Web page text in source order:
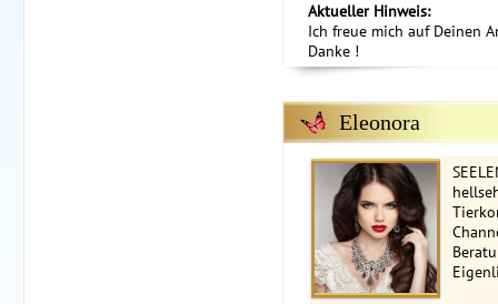
Aktueller Hinweis:
Ich freue mich auf Deinen
Danke !
Eleonora